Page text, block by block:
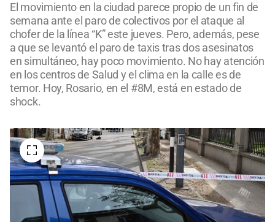
El movimiento en la ciudad parece propio de un fin de
semana ante el paro de colectivos por el ataque al
chofer de la línea “K” este jueves. Pero, además, pese
a que se levantó el paro de taxis tras dos asesinatos
en simultáneo, hay poco movimiento. No hay atención
en los centros de Salud y el clima en la calle es de
temor. Hoy, Rosario, en el #8M, está en estado de
shock.